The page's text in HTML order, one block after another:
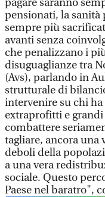
pagare saranno
pensionati, la sanità
sempre più
avanti senza
che penalizzano i
disuguaglianze tra
(Avs), parlando in
strutturale di
intervenire su chi
extraprofitti e
combattere
tagliare, ancora una
deboli della
a una vera
sociale. Questo
Paese nel baratro",